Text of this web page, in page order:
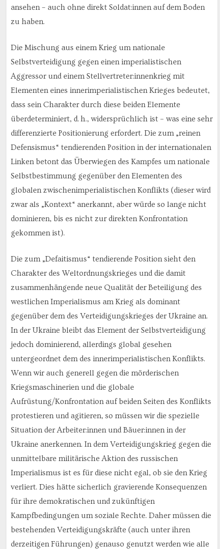
ansehen – auch ohne direkt Soldat:innen auf dem Boden
zu haben.
Die Mischung aus einem Krieg um nationale
Selbstverteidigung gegen einen imperialistischen
Aggressor und einem Stellvertreter:innenkrieg mit
Elementen eines innerimperialistischen Krieges bedeutet,
dass sein Charakter durch diese beiden Elemente
überdeterminiert, d. h., widersprüchlich ist – was eine sehr
differenzierte Positionierung erfordert. Die zum „reinen
Defensismus“ tendierenden Position in der internationalen
Linken betont das Überwiegen des Kampfes um nationale
Selbstbestimmung gegenüber den Elementen des
globalen zwischenimperialistischen Konflikts (dieser wird
zwar als „Kontext“ anerkannt, aber würde so lange nicht
dominieren, bis es nicht zur direkten Konfrontation
gekommen ist).
Die zum „Defaitismus“ tendierende Position sieht den
Charakter des Weltordnungskrieges und die damit
zusammenhängende neue Qualität der Beteiligung des
westlichen Imperialismus am Krieg als dominant
gegenüber dem des Verteidigungskrieges der Ukraine an.
In der Ukraine bleibt das Element der Selbstverteidigung
jedoch dominierend, allerdings global gesehen
untergeordnet dem des innerimperialistischen Konflikts.
Wenn wir auch generell gegen die mörderischen
Kriegsmaschinerien und die globale
Aufrüstung/Konfrontation auf beiden Seiten des Konflikts
protestieren und agitieren, so müssen wir die spezielle
Situation der Arbeiter:innen und Bäuer:innen in der
Ukraine anerkennen. In dem Verteidigungskrieg gegen die
unmittelbare militärische Aktion des russischen
Imperialismus ist es für diese nicht egal, ob sie den Krieg
verliert. Dies hätte sicherlich gravierende Konsequenzen
für ihre demokratischen und zukünftigen
Kampfbedingungen um soziale Rechte. Daher müssen die
bestehenden Verteidigungskräfte (auch unter ihren
derzeitigen Führungen) genauso genutzt werden wie alle